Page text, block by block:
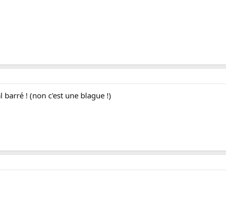
barré ! (non c'est une blague !)